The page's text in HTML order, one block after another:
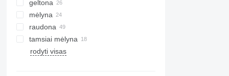
geltona
mėlyna
raudona
tamsiai mėlyna
rodyti visas